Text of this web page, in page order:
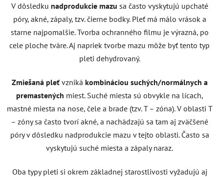
V dôsledku nadprodukcie mazu sa často vyskytujú upchaté
póry, akné, zápaly, tzv. čierne bodky. Pleť má málo vrások a
starne najpomalšie. Tvorba ochranného filmu je výrazná, po
cele ploche tváre. Aj napriek tvorbe mazu môže byť tento typ
pleti dehydrovaný.
Zmiešaná pleť vzniká kombináciou suchých/normálnych a
premastených miest. Suché miesta sú obvykle na lícach,
mastné miesta na nose, čele a brade (tzv. T – zóna). V oblasti T
– zóny sa často tvorí akné, a nachádzajú sa tam aj zväčšené
póry v dôsledku nadprodukcie mazu v tejto oblasti. Často sa
vyskytujú suché miesta a zápaly naraz.
Oba typy pleti si okrem základnej starostlivosti vyžadujú aj